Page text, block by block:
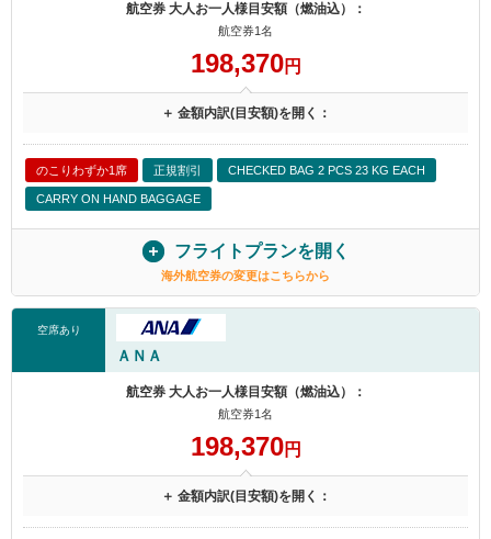
航空券 大人お一人様目安額（燃油込）：
航空券1名
198,370円
＋ 金額内訳(目安額)を開く：
のこりわずか1席 正規割引 CHECKED BAG 2 PCS 23 KG EACH
CARRY ON HAND BAGGAGE
フライトプランを開く
海外航空券の変更はこちらから
空席あり
ＡＮＡ
航空券 大人お一人様目安額（燃油込）：
航空券1名
198,370円
＋ 金額内訳(目安額)を開く：